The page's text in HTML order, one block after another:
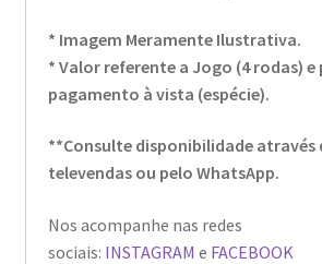
* Imagem Meramente Ilustrativa.
* Valor referente a Jogo (4 rodas) e
pagamento à vista (espécie).
**Consulte disponibilidade através
televendas ou pelo WhatsApp.
Nos acompanhe nas redes
sociais: INSTAGRAM e FACEBOOK